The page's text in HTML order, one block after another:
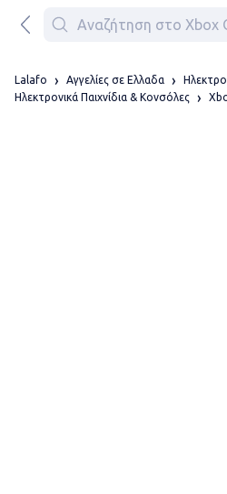
Lalafo Αγγελίες σε Ελλαδα
Ηλεκτρονικά Παιχνίδια & Κονσόλες